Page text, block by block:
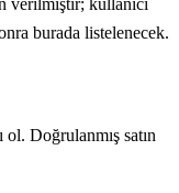
burada listelenecek.
Doğrulanmış satın